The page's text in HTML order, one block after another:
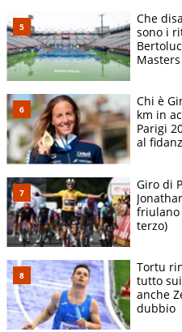
Che
sono i
Chi è
km in
Parigi
al
Giro di
friulano
terzo)
Tortu
tutto
anche
dubbio